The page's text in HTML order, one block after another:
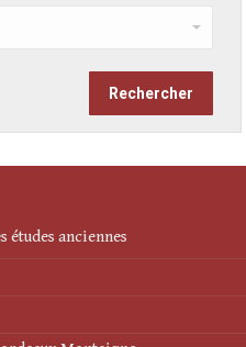
études anciennes